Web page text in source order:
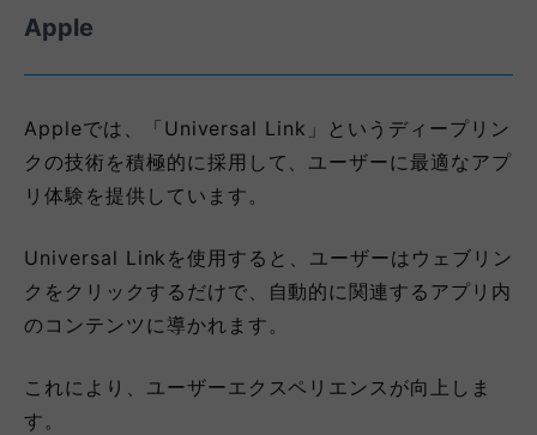
Apple
Appleでは、「Universal Link」というディープリン
クの技術を積極的に採用して、ユーザーに最適なアプ
リ体験を提供しています。
Universal Linkを使用すると、ユーザーはウェブリン
クをクリックするだけで、自動的に関連するアプリ内
のコンテンツに導かれます。
これにより、ユーザーエクスペリエンスが向上しま
す。